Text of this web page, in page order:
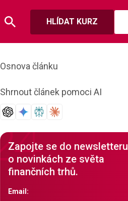
HLÍDAT KURZ
Osnova článku
Shrnout článek pomoci AI
Zapojte se do newsletteru
o novinkách ze světa
finančních trhů.
Email: